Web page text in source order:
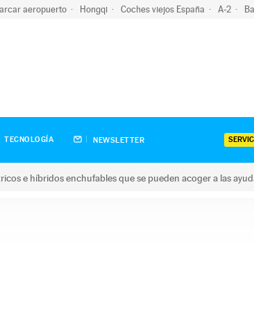
aeropuerto Hongqi Coches viejos España A-2
TECNOLOGÍA NEWSLETTER
e híbridos enchufables que se pueden acoger a las